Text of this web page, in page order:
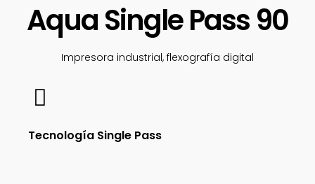
Aqua Single Pass 90
Impresora industrial, flexografía digital
Tecnología Single Pass